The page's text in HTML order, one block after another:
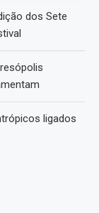
dos Sete
ligados